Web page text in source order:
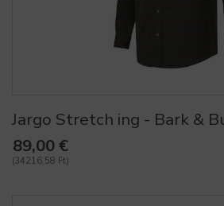
Jargo Stretch ing - Bark &
89,00 €
(34216,58 Ft)